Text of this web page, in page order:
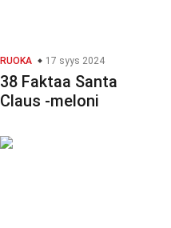
RUOKA 17 syys 2024
38 Faktaa Santa
Claus -meloni